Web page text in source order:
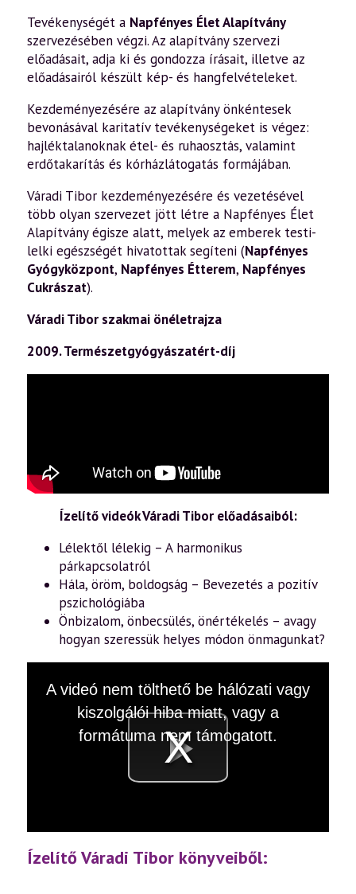
Tevékenységét a Napfényes Élet Alapítvány
szervezésében végzi. Az alapítvány szervezi
előadásait, adja ki és gondozza írásait, illetve az
előadásairól készült kép- és hangfelvételeket.
Kezdeményezésére az alapítvány önkéntesek
bevonásával karitatív tevékenységeket is végez:
hajléktalanoknak étel- és ruhaosztás, valamint
erdőtakarítás és kórházlátogatás formájában.
Váradi Tibor kezdeményezésére és vezetésével
több olyan szervezet jött létre a Napfényes Élet
Alapítvány égisze alatt, melyek az emberek testi-
lelki egészségét hivatottak segíteni (Napfényes
Gyógyközpont, Napfényes Étterem, Napfényes
Cukrászat).
Váradi Tibor szakmai önéletrajza
2009. Természetgyógyászatért-díj
Ízelítő videók Váradi Tibor előadásaiból:
Lélektől lélekig – A harmonikus
párkapcsolatról
Hála, öröm, boldogság – Bevezetés a pozitív
pszichológiába
Önbizalom, önbecsülés, önértékelés – avagy
hogyan szeressük helyes módon önmagunkat?
Videó
A videó nem tölthető be hálózati vagy
kiszolgálói hiba miatt, vagy a
formátuma nem támogatott.
Ízelítő Váradi Tibor könyveiből: